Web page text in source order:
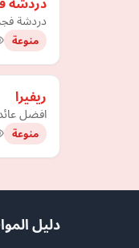
دردشة
دردشة
منوعة
ريفيرا
افضل عائد استثماري حتي 25%
منوعة
دليل